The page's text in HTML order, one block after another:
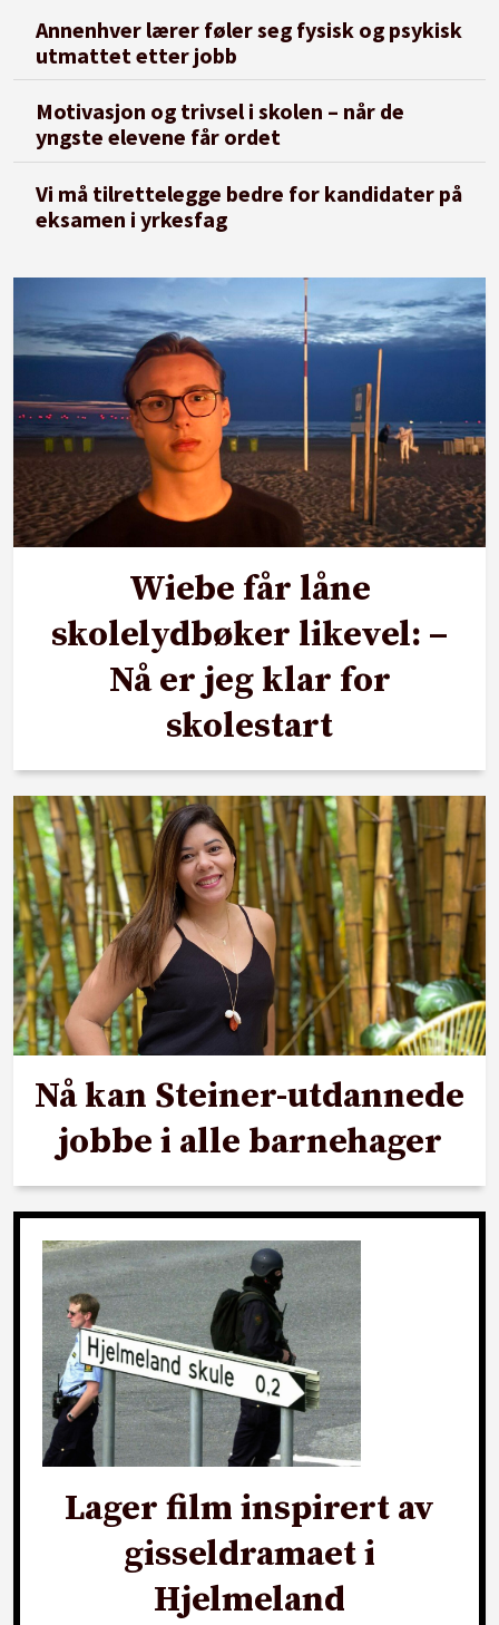
Annenhver lærer føler seg fysisk og psykisk
utmattet etter jobb
Motivasjon og trivsel i skolen – når de
yngste elevene får ordet
Vi må tilrettelegge bedre for kandidater på
eksamen i yrkesfag
Wiebe får låne
skolelydbøker likevel: –
Nå er jeg klar for
skolestart
Nå kan Steiner-utdannede
jobbe i alle barnehager
Lager film inspirert av
gisseldramaet i
Hjelmeland